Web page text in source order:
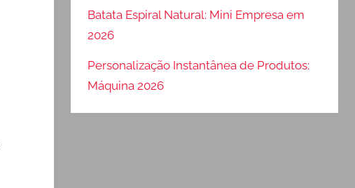
Batata Espiral Natural: Mini Empresa em
2026
Personalização Instantânea de Produtos:
Máquina 2026